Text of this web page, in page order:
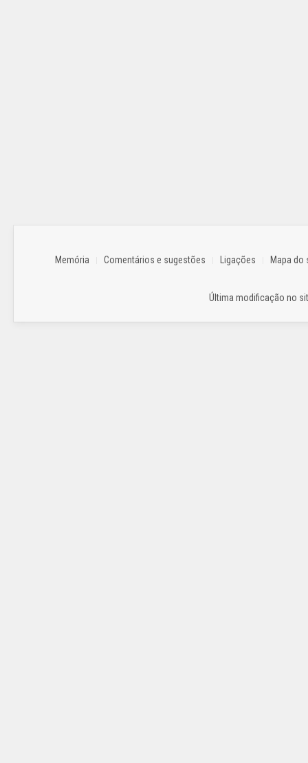
Memória Comentários e sugestões Ligações Mapa do
Última modificação no